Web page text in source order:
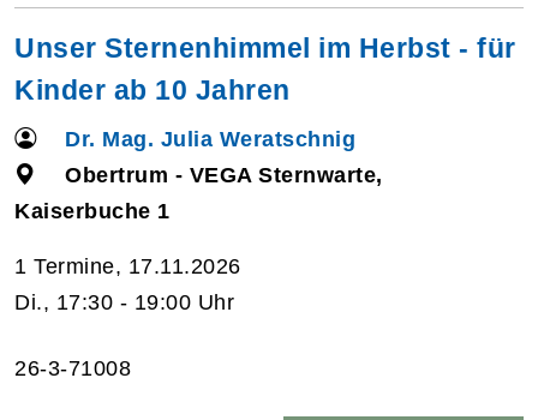
Unser Sternenhimmel im Herbst - für
Kinder ab 10 Jahren
Dr. Mag. Julia Weratschnig
Obertrum - VEGA Sternwarte,
Kaiserbuche 1
1 Termine, 17.11.2026
Di., 17:30 - 19:00 Uhr
26-3-71008